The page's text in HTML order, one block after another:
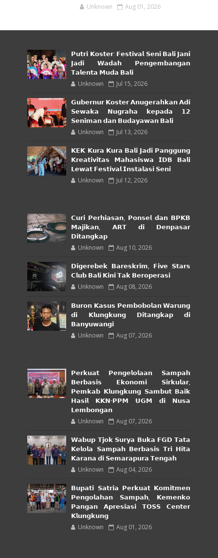
Unknown Aug 01, 2026
𝗣𝘂𝘁𝗿𝗶 𝗞𝗼𝘀𝘁𝗲𝗿: 𝗙𝗲𝘀𝘁𝗶𝘃𝗮𝗹 𝗦𝗲𝗻𝗶 𝗕𝗮𝗹𝗶 𝗝𝗮𝗻𝗶
𝗝𝗮𝗱𝗶 𝗪𝗮𝗱𝗮𝗵 𝗣𝗲𝗻𝗴𝗲𝗺𝗯𝗮𝗻𝗴𝗮𝗻
𝗧𝗮𝗹𝗲𝗻𝘁𝗮 𝗠𝘂𝗱𝗮 𝗕𝗮𝗹𝗶
Unknown Jul 15, 2026
𝗚𝘂𝗯𝗲𝗿𝗻𝘂𝗿 𝗞𝗼𝘀𝘁𝗲𝗿 𝗔𝗻𝘂𝗴𝗲𝗿𝗮𝗵𝗸𝗮𝗻 𝗔𝗱𝗶
𝗦𝗲𝘄𝗮𝗸𝗮 𝗡𝘂𝗴𝗿𝗮𝗵𝗮 𝗸𝗲𝗽𝗮𝗱𝗮 𝟭𝟮
𝗦𝗲𝗻𝗶𝗺𝗮𝗻 𝗱𝗮𝗻 𝗕𝘂𝗱𝗮𝘆𝗮𝘄𝗮𝗻 𝗕𝗮𝗹𝗶
Unknown Jul 13, 2026
𝗞𝗘𝗞 𝗞𝘂𝗿𝗮 𝗞𝘂𝗿𝗮 𝗕𝗮𝗹𝗶 𝗝𝗮𝗱𝗶 𝗣𝗮𝗻𝗴𝗴𝘂𝗻𝗴
𝗞𝗿𝗲𝗮𝘁𝗶𝘃𝗶𝘁𝗮𝘀 𝗠𝗮𝗵𝗮𝘀𝗶𝘀𝘄𝗮 𝗜𝗗𝗕 𝗕𝗮𝗹𝗶
𝗟𝗲𝘄𝗮𝘁 𝗙𝗲𝘀𝘁𝗶𝘃𝗮𝗹 𝗜𝗻𝘀𝘁𝗮𝗹𝗮𝘀𝗶 𝗦𝗲𝗻𝗶
Unknown Jul 12, 2026
𝗖𝘂𝗿𝗶 𝗣𝗲𝗿𝗵𝗶𝗮𝘀𝗮𝗻, 𝗣𝗼𝗻𝘀𝗲𝗹 𝗱𝗮𝗻 𝗕𝗣𝗞𝗕
𝗠𝗮𝗷𝗶𝗸𝗮𝗻, 𝗔𝗥𝗧 𝗱𝗶 𝗗𝗲𝗻𝗽𝗮𝘀𝗮𝗿
𝗗𝗶𝘁𝗮𝗻𝗴𝗸𝗮𝗽
Unknown Aug 10, 2026
𝗗𝗶𝗴𝗲𝗿𝗲𝗯𝗲𝗸 𝗕𝗮𝗿𝗲𝘀𝗸𝗿𝗶𝗺, 𝗙𝗶𝘃𝗲 𝗦𝘁𝗮𝗿𝘀
𝗖𝗹𝘂𝗯 𝗕𝗮𝗹𝗶 𝗞𝗶𝗻𝗶 𝗧𝗮𝗸 𝗕𝗲𝗿𝗼𝗽𝗲𝗿𝗮𝘀𝗶
Unknown Aug 08, 2026
𝗕𝘂𝗿𝗼𝗻 𝗞𝗮𝘀𝘂𝘀 𝗣𝗲𝗺𝗯𝗼𝗯𝗼𝗹𝗮𝗻 𝗪𝗮𝗿𝘂𝗻𝗴
𝗱𝗶 𝗞𝗹𝘂𝗻𝗴𝗸𝘂𝗻𝗴 𝗗𝗶𝘁𝗮𝗻𝗴𝗸𝗮𝗽 𝗱𝗶
𝗕𝗮𝗻𝘆𝘂𝘄𝗮𝗻𝗴𝗶
Unknown Aug 07, 2026
𝗣𝗲𝗿𝗸𝘂𝗮𝘁 𝗣𝗲𝗻𝗴𝗲𝗹𝗼𝗹𝗮𝗮𝗻 𝗦𝗮𝗺𝗽𝗮𝗵
𝗕𝗲𝗿𝗯𝗮𝘀𝗶𝘀 𝗘𝗸𝗼𝗻𝗼𝗺𝗶 𝗦𝗶𝗿𝗸𝘂𝗹𝗮𝗿,
𝗣𝗲𝗺𝗸𝗮𝗯 𝗞𝗹𝘂𝗻𝗴𝗸𝘂𝗻𝗴 𝗦𝗮𝗺𝗯𝘂𝘁 𝗕𝗮𝗶𝗸
𝗛𝗮𝘀𝗶𝗹 𝗞𝗞𝗡-𝗣𝗣𝗠 𝗨𝗚𝗠 𝗱𝗶 𝗡𝘂𝘀𝗮
𝗟𝗲𝗺𝗯𝗼𝗻𝗴𝗮𝗻
Unknown Aug 07, 2026
𝗪𝗮𝗯𝘂𝗽 𝗧𝗷𝗼𝗸 𝗦𝘂𝗿𝘆𝗮 𝗕𝘂𝗸𝗮 𝗙𝗚𝗗 𝗧𝗮𝘁𝗮
𝗞𝗲𝗹𝗼𝗹𝗮 𝗦𝗮𝗺𝗽𝗮𝗵 𝗕𝗲𝗿𝗯𝗮𝘀𝗶𝘀 𝗧𝗿𝗶 𝗛𝗶𝘁𝗮
𝗞𝗮𝗿𝗮𝗻𝗮 𝗱𝗶 𝗦𝗲𝗺𝗮𝗿𝗮𝗽𝘂𝗿𝗮 𝗧𝗲𝗻𝗴𝗮𝗵
Unknown Aug 04, 2026
𝗕𝘂𝗽𝗮𝘁𝗶 𝗦𝗮𝘁𝗿𝗶𝗮 𝗣𝗲𝗿𝗸𝘂𝗮𝘁 𝗞𝗼𝗺𝗶𝘁𝗺𝗲𝗻
𝗣𝗲𝗻𝗴𝗼𝗹𝗮𝗵𝗮𝗻 𝗦𝗮𝗺𝗽𝗮𝗵, 𝗞𝗲𝗺𝗲𝗻𝗸𝗼
𝗣𝗮𝗻𝗴𝗮𝗻 𝗔𝗽𝗿𝗲𝘀𝗶𝗮𝘀𝗶 𝗧𝗢𝗦𝗦 𝗖𝗲𝗻𝘁𝗲𝗿
𝗞𝗹𝘂𝗻𝗴𝗸𝘂𝗻𝗴
Unknown Aug 01, 2026